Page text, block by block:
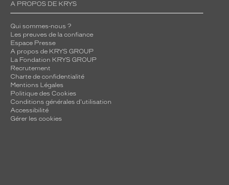
A PROPOS DE KRYS
Qui sommes-nous ?
Les preuves de la confiance
Espace Presse
A propos de KRYS GROUP
La Fondation KRYS GROUP
Recrutement
Charte de confidentialité
Mentions Légales
Politique des Cookies
Conditions générales d'utilisation
Accessibilité
Gérer les cookies